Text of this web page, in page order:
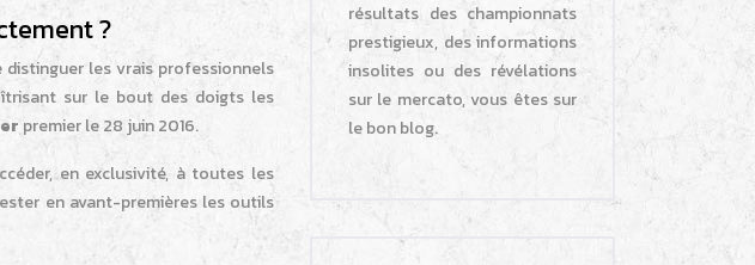
?
les vrais professionnels
sur le bout des doigts les
premier le 28 juin 2016.
en exclusivité, à toutes les
en avant-premières les outils
résultats des championnats
prestigieux, des informations
insolites ou des révélations
sur le mercato, vous êtes sur
le bon blog.